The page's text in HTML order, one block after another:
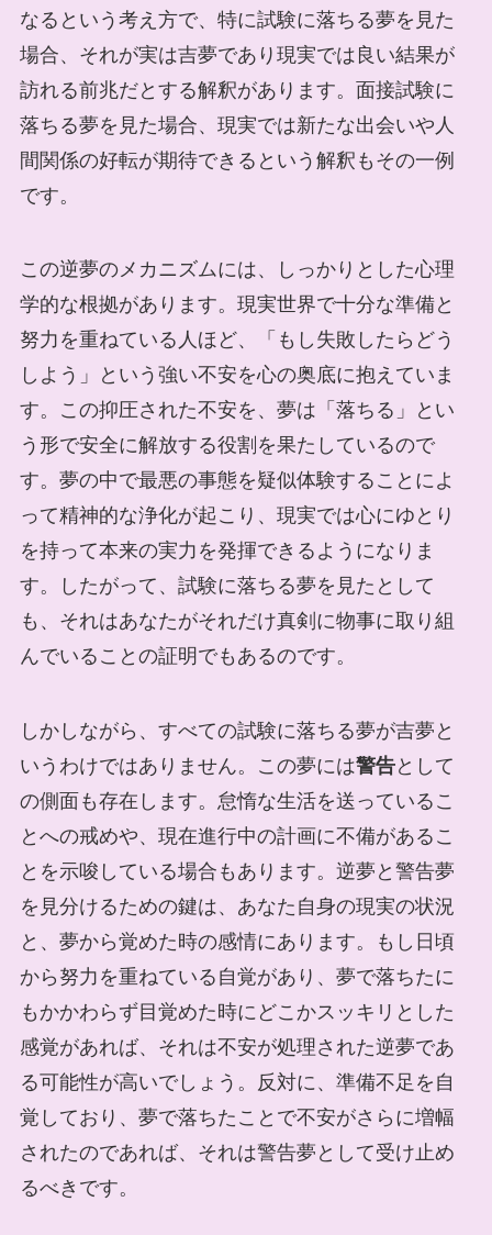
なるという考え方で、特に試験に落ちる夢を見た
場合、それが実は吉夢であり現実では良い結果が
訪れる前兆だとする解釈があります。面接試験に
落ちる夢を見た場合、現実では新たな出会いや人
間関係の好転が期待できるという解釈もその一例
です。
この逆夢のメカニズムには、しっかりとした心理
学的な根拠があります。現実世界で十分な準備と
努力を重ねている人ほど、「もし失敗したらどう
しよう」という強い不安を心の奥底に抱えていま
す。この抑圧された不安を、夢は「落ちる」とい
う形で安全に解放する役割を果たしているので
す。夢の中で最悪の事態を疑似体験することによ
って精神的な浄化が起こり、現実では心にゆとり
を持って本来の実力を発揮できるようになりま
す。したがって、試験に落ちる夢を見たとして
も、それはあなたがそれだけ真剣に物事に取り組
んでいることの証明でもあるのです。
しかしながら、すべての試験に落ちる夢が吉夢と
いうわけではありません。この夢には警告として
の側面も存在します。怠惰な生活を送っているこ
とへの戒めや、現在進行中の計画に不備があるこ
とを示唆している場合もあります。逆夢と警告夢
を見分けるための鍵は、あなた自身の現実の状況
と、夢から覚めた時の感情にあります。もし日頃
から努力を重ねている自覚があり、夢で落ちたに
もかかわらず目覚めた時にどこかスッキリとした
感覚があれば、それは不安が処理された逆夢であ
る可能性が高いでしょう。反対に、準備不足を自
覚しており、夢で落ちたことで不安がさらに増幅
されたのであれば、それは警告夢として受け止め
るべきです。